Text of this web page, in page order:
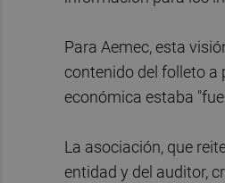
Para Aemec, esta
contenido del folleto a
económica estaba
La asociación, que
entidad y del auditor,